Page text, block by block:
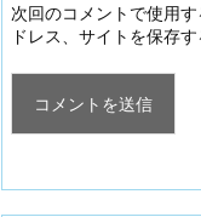
次回のコメントで使用
ドレス、サイトを保存す